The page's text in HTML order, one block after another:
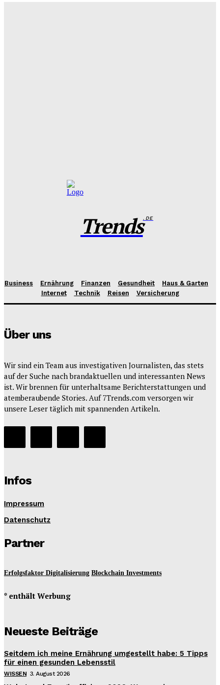
Trends.DE
Business Ernährung Finanzen Gesundheit
Haus & Garten
Internet
Technik Reisen Versicherung
Über uns
Wir sind ein Team aus investigativen Journalisten, das stets
auf der Suche nach brandaktuellen und interessanten News
ist. Wir brennen für unterhaltsame Berichterstattungen und
atemberaubende Stories. Auf 7Trends.com versorgen wir
unsere Leser täglich mit spannenden Artikeln.
Infos
Impressum
Datenschutz
Partner
Erfolgsfaktor Digitalisierung Blockchain Investments
* enthält Werbung
Neueste Beiträge
Seitdem ich meine Ernährung umgestellt habe: 5 Tipps
für einen gesunden Lebensstil
WISSEN 3. August 2026